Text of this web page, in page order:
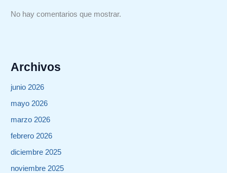
No hay comentarios que mostrar.
Archivos
junio 2026
mayo 2026
marzo 2026
febrero 2026
diciembre 2025
noviembre 2025